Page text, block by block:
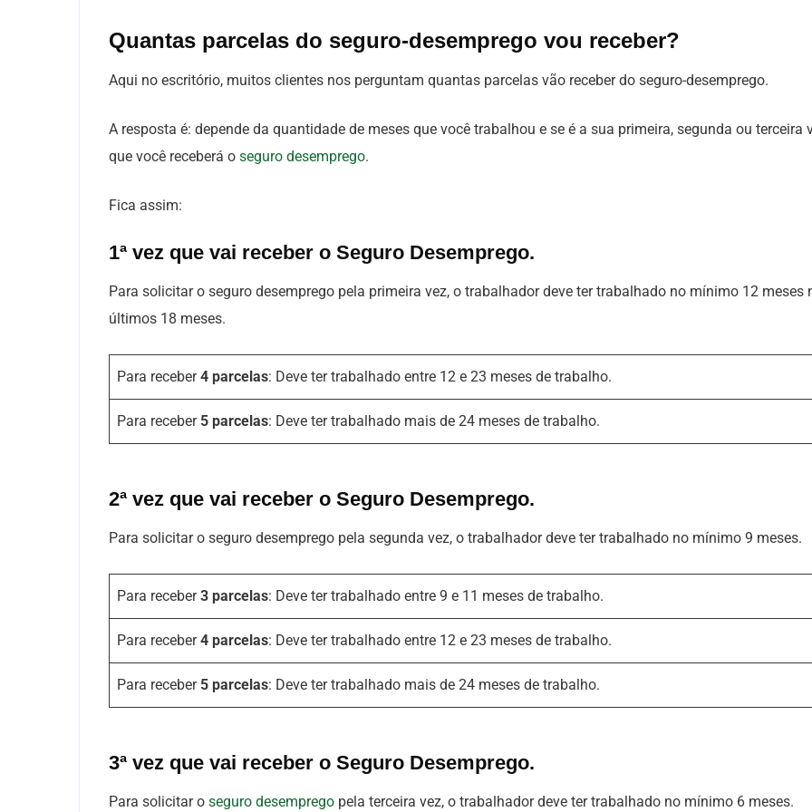
Quantas parcelas do seguro-desemprego vou receber?
Aqui no escritório, muitos clientes nos perguntam quantas parcelas vão receber do seguro-desemprego.
A resposta é: depende da quantidade de meses que você trabalhou e se é a sua primeira, segunda ou terceira
que você receberá o seguro desemprego.
Fica assim:
1ª vez que vai receber o Seguro Desemprego.
Para solicitar o seguro desemprego pela primeira vez, o trabalhador deve ter trabalhado no mínimo 12 meses
últimos 18 meses.
Para receber4 parcelas: Deve ter trabalhado entre 12 e 23 meses de trabalho.
Para receber 5 parcelas: Deve ter trabalhado mais de 24 meses de trabalho.
2ª vez que vai receber o Seguro Desemprego.
Para solicitar o seguro desemprego pela segunda vez, o trabalhador deve ter trabalhado no mínimo 9 meses.
Para receber3 parcelas: Deve ter trabalhado entre 9 e 11 meses de trabalho.
Para receber4 parcelas: Deve ter trabalhado entre 12 e 23 meses de trabalho.
Para receber 5 parcelas: Deve ter trabalhado mais de 24 meses de trabalho.
3ª vez que vai receber o Seguro Desemprego.
Para solicitar o seguro desemprego pela terceira vez, o trabalhador deve ter trabalhado no mínimo 6 meses.